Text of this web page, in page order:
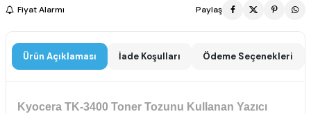
Fiyat Alarmı Paylaş
Ürün Açıklaması İade Koşulları Ödeme Seçenekleri
Kyocera TK-3400 Toner Tozunu Kullanan Yazıcı